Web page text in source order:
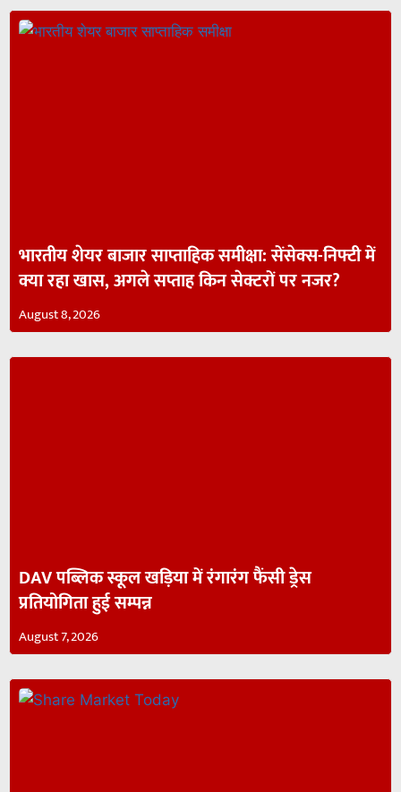
भारतीय शेयर बाजार साप्ताहिक समीक्षा: सेंसेक्स-निफ्टी में
क्या रहा खास, अगले सप्ताह किन सेक्टरों पर नजर?
August 8, 2026
DAV पब्लिक स्कूल खड़िया में रंगारंग फैंसी ड्रेस
प्रतियोगिता हुई सम्पन्न
August 7, 2026